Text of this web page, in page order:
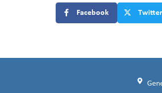
Facebook Twitter